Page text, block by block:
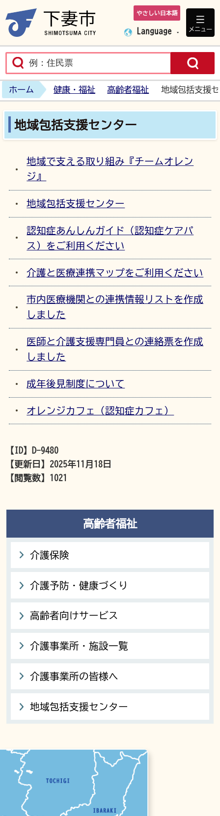
下妻市ホームペ
やさしい日本語
Language メニュー
ホーム 健康・福祉 高齢者福祉 地域包括支援
地域包括支援センター
地域で支える取り組み『チームオレン
ジ』
地域包括支援センター
認知症あんしんガイド（認知症ケアパ
ス）をご利用ください
介護と医療連携マップをご利用ください
市内医療機関との連携情報リストを作成
しました
医師と介護支援専門員との連絡票を作成
しました
成年後見制度について
オレンジカフェ（認知症カフェ）
【ID】
D-9480
【更新日】 2025年11月18日
【閲覧数】 1021
高齢者福祉
介護保険
介護予防・健康づくり
高齢者向けサービス
介護事業所・施設一覧
介護事業所の皆様へ
地域包括支援センター